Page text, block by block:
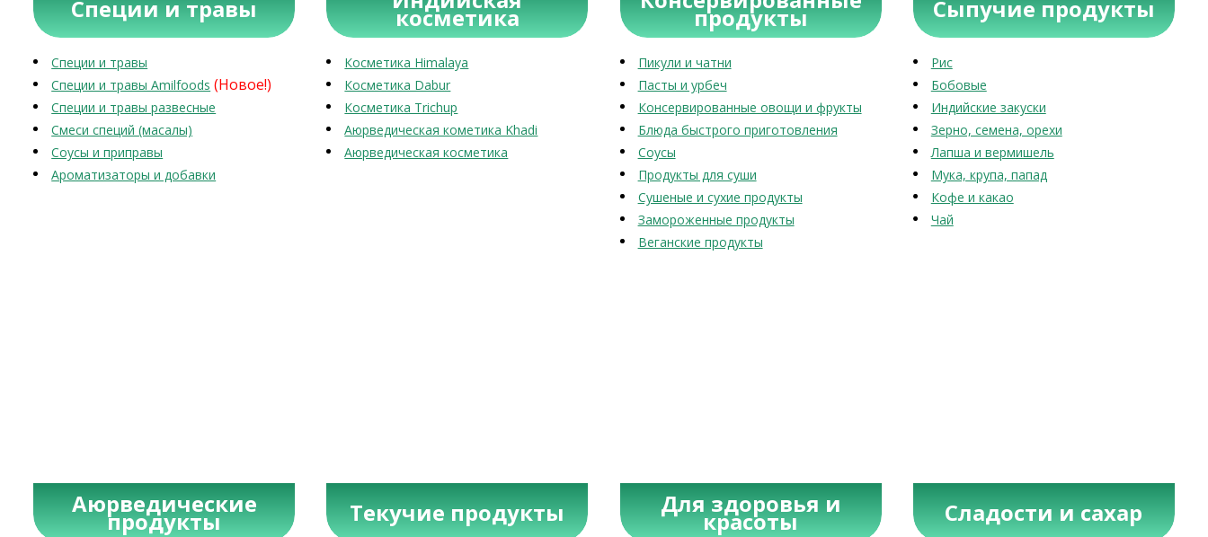
Специи и травы
Специи и травы
Специи и травы Amilfoods (Новое!)
Специи и травы развесные
Смеси специй (масалы)
Соусы и приправы
Ароматизаторы и добавки
косметика
Косметика Himalaya
Косметика Dabur
Косметика Trichup
Аюрведическая кометика Khadi
Аюрведическая косметика
продукты
Пикули и чатни
Пасты и урбеч
Консервированные овощи и фрукты
Блюда быстрого приготовления
Соусы
Продукты для суши
Сушеные и сухие продукты
Замороженные продукты
Веганские продукты
Сыпучие продукты
Рис
Бобовые
Индийские закуски
Зерно, семена, орехи
Лапша и вермишель
Мука, крупа, папад
Кофе и какао
Чай
Аюрведические
продукты Текучие продукты Для здоровья и
красоты Сладости и сахар